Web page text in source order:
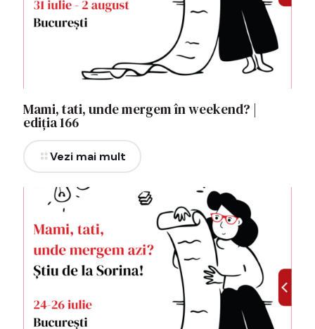
Mami, tati, unde mergem în weekend? |
ediția 166
Vezi mai mult